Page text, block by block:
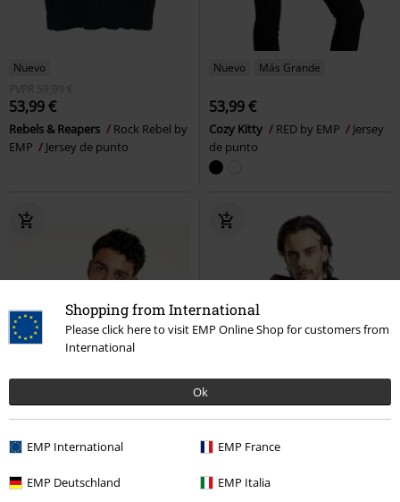
Shopping from International
Please click here to visit EMP Online Shop for customers from
International
Ok
EMP International EMP France
EMP Deutschland EMP Italia
Nuevo
PVPR
59,99 €
53,99 €
Rebels & Reapers
Rock Rebel by
EMP
Jersey de punto
Nuevo Más Grande
53,99 €
Cozy Kitty RED by EMP
Jersey
de punto